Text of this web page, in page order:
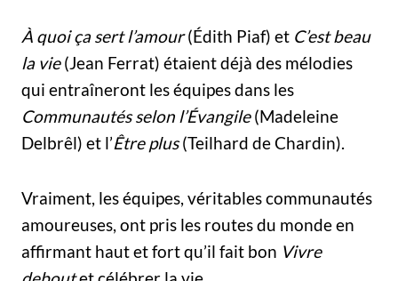
À quoi ça sert l’amour(Édith Piaf) et C’est beau
la vie(Jean Ferrat) étaient déjà des mélodies
qui entraîneront les équipes dans les
Communautés selon l’Évangile(Madeleine
Delbrêl) et l’Être plus(Teilhard de Chardin).
Vraiment, les équipes, véritables communautés
amoureuses, ont pris les routes du monde en
affirmant haut et fort qu’il fait bon Vivre